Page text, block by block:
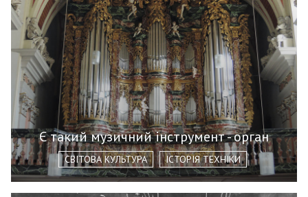
Є такий музичний інструмент - орган
СВІТОВА КУЛЬТУРА ІСТОРІЯ ТЕХНІКИ